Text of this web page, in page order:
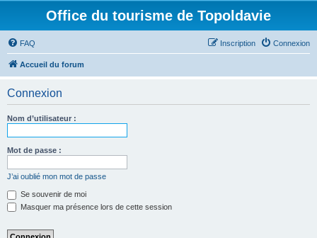
Office du tourisme de Topoldavie
FAQ Connexion
Inscription
Accueil du forum
Connexion
Nom d’utilisateur :
Mot de passe :
J’ai oublié mon mot de passe
Se souvenir de moi
Masquer ma présence lors de cette session